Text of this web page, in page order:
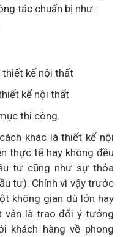
tác chuẩn bị như:
kế nội thất
kế nội thất
thi công.
khác là thiết kế nội
thực tế hay không đều
tư cũng như sự thỏa
tư). Chính vì vậy trước
không gian dù lớn hay
vẫn là trao đổi ý tưởng
khách hàng về phong